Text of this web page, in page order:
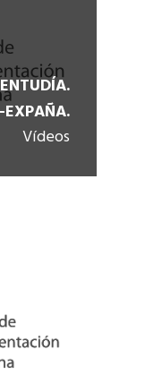
Vídeos